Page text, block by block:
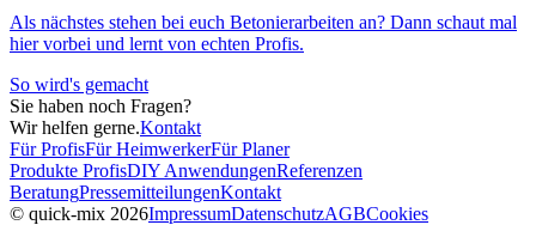
Als nächstes stehen bei euch Betonierarbeiten an? Dann schaut mal
hier vorbei und lernt von echten Profis.
So wird's gemacht
Sie haben noch Fragen?
Wir helfen gerne.Kontakt
Für ProfisFür HeimwerkerFür Planer
Produkte ProfisDIY AnwendungenReferenzen
BeratungPressemitteilungenKontakt
© quick-mix 2026ImpressumDatenschutzAGBCookies